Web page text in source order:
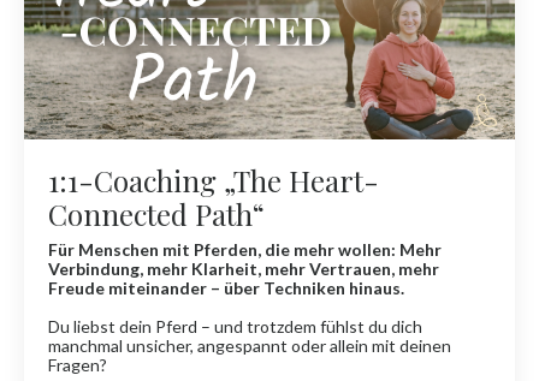
1:1-Coaching „The Heart-
Connected Path“
Für Menschen mit Pferden, die mehr wollen: Mehr
Verbindung, mehr Klarheit, mehr Vertrauen, mehr
Freude miteinander – über Techniken hinaus.
Du liebst dein Pferd – und trotzdem fühlst du dich
manchmal unsicher, angespannt oder allein mit deinen
Fragen?